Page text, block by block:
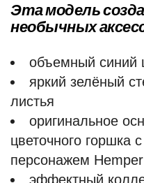
Эта модель
необычных
объемный синий
яркий зелёный
листья
оригинальное
цветочного горшка
персонажем Hemper
эффектный